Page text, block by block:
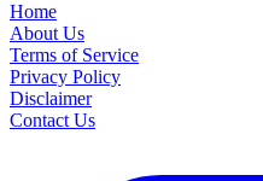
Home
About Us
Terms of Service
Privacy Policy
Disclaimer
Contact Us